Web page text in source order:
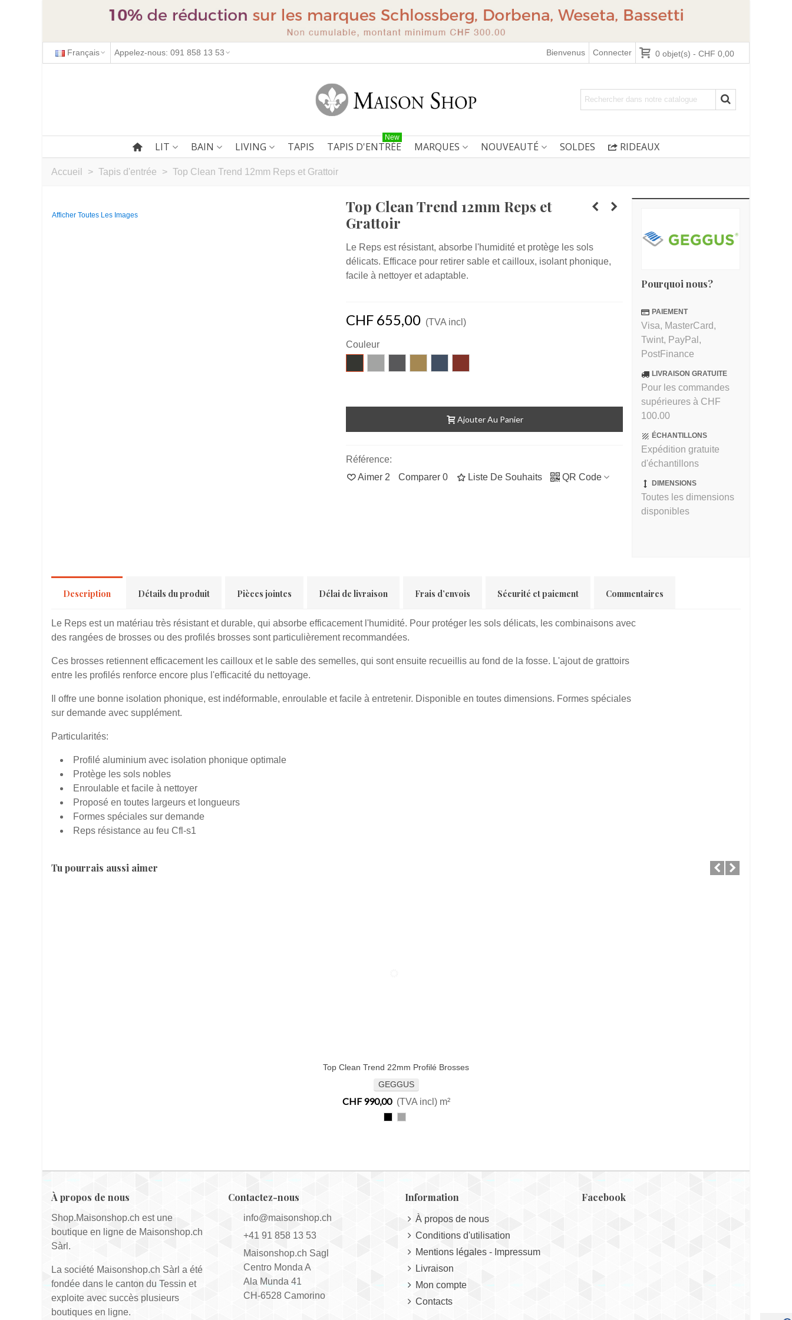
Français Appelez-nous: 091 858 13 53 Bienvenus Connecter 0 objet(s) - CHF 0,00
LIT BAIN LIVING TAPIS TAPIS D'ENTRÉE
New
MARQUES NOUVEAUTÉ SOLDES RIDEAUX
Accueil > Tapis d'entrée > Top Clean Trend 12mm Reps et Grattoir
Afficher Toutes Les Images
Top Clean Trend 12mm Reps et
Grattoir
Le Reps est résistant, absorbe l'humidité et protège les sols
délicats. Efficace pour retirer sable et cailloux, isolant phonique,
facile à nettoyer et adaptable.
CHF 655,00 (TVA incl)
Couleur
anthracite
gris gris beigeblau rouge
Ajouter Au Panier
Référence:
Aimer 2 Comparer 0 Liste De Souhaits QR Code
Pourquoi nous?
PAIEMENT
Visa, MasterCard,
Twint, PayPal,
PostFinance
LIVRAISON GRATUITE
Pour les commandes
supérieures à CHF
100.00
ÉCHANTILLONS
Expédition gratuite
d'échantillons
DIMENSIONS
Toutes les dimensions
disponibles
Description Détails du produit Pièces jointes Délai de livraison Frais d’envois Sécurité et paiement Commentaires
Le Reps est un matériau très résistant et durable, qui absorbe efficacement l'humidité. Pour protéger les sols délicats, les combinaisons avec
des rangées de brosses ou des profilés brosses sont particulièrement recommandées.
Ces brosses retiennent efficacement les cailloux et le sable des semelles, qui sont ensuite recueillis au fond de la fosse. L'ajout de grattoirs
entre les profilés renforce encore plus l'efficacité du nettoyage.
Il offre une bonne isolation phonique, est indéformable, enroulable et facile à entretenir. Disponible en toutes dimensions. Formes spéciales
sur demande avec supplément.
Particularités:
Profilé aluminium avec isolation phonique optimale
Protège les sols nobles
Enroulable et facile à nettoyer
Proposé en toutes largeurs et longueurs
Formes spéciales sur demande
Reps résistance au feu Cfl-s1
Tu pourrais aussi aimer
Aimer
Top Clean Trend 22mm Profilé Brosses
GEGGUS
CHF 990,00 (TVA incl)m²
À propos de nous
Shop.Maisonshop.ch est une
boutique en ligne de Maisonshop.ch
Sàrl.
La société Maisonshop.ch Sàrl a été
fondée dans le canton du Tessin et
exploite avec succès plusieurs
boutiques en ligne.
Contactez-nous
info@maisonshop.ch
+41 91 858 13 53
Maisonshop.ch Sagl
Centro Monda A
Ala Munda 41
CH-6528 Camorino
Information
À propos de nous
Conditions d'utilisation
Mentions légales - Impressum
Livraison
Mon compte
Contacts
Facebook